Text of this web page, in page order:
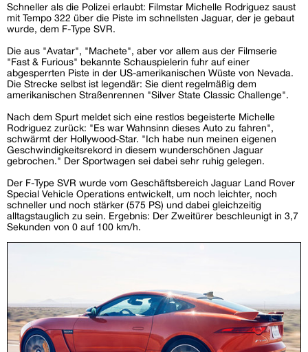
Schneller als die Polizei erlaubt: Filmstar Michelle Rodriguez saust
mit Tempo 322 über die Piste im schnellsten Jaguar, der je gebaut
wurde, dem F-Type SVR.
Die aus "Avatar", "Machete", aber vor allem aus der Filmserie
"Fast & Furious" bekannte Schauspielerin fuhr auf einer
abgesperrten Piste in der US-amerikanischen Wüste von Nevada.
Die Strecke selbst ist legendär: Sie dient regelmäßig dem
amerikanischen Straßenrennen "Silver State Classic Challenge".
Nach dem Spurt meldet sich eine restlos begeisterte Michelle
Rodriguez zurück: "Es war Wahnsinn dieses Auto zu fahren",
schwärmt der Hollywood-Star. "Ich habe nun meinen eigenen
Geschwindigkeitsrekord in diesem wunderschönen Jaguar
gebrochen." Der Sportwagen sei dabei sehr ruhig gelegen.
Der F-Type SVR wurde vom Geschäftsbereich Jaguar Land Rover
Special Vehicle Operations entwickelt, um noch leichter, noch
schneller und noch stärker (575 PS) und dabei gleichzeitig
alltagstauglich zu sein. Ergebnis: Der Zweitürer beschleunigt in 3,7
Sekunden von 0 auf 100 km/h.